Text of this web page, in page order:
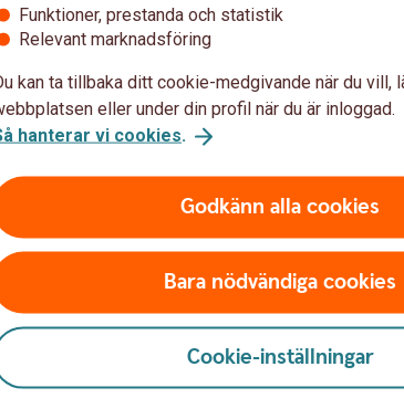
Köp
det enda du behöver
Funktioner, prestanda och statistik
Relevant marknadsföring
kan ta tillbaka ditt cookie-medgivande när du vill,
eller under din profil när du är inloggad.
hanterar vi cookies.
Godkänn alla cookies
Bara nödvändiga cookies
Cookie-inställningar